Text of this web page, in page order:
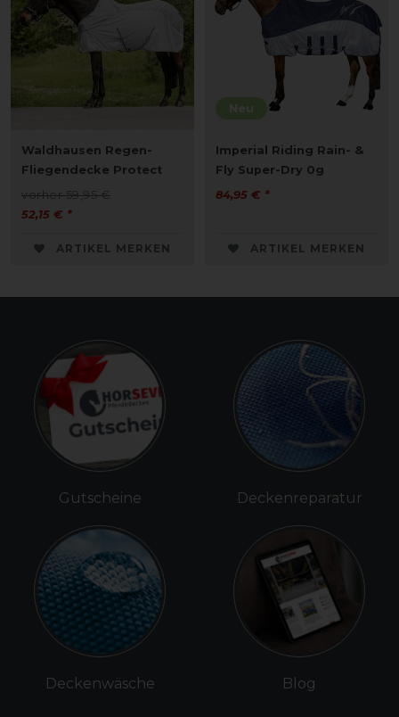
Waldhausen Regen-
Fliegendecke Protect
vorher 59,95 €
52,15 € *
ARTIKEL MERKEN
Neu
Imperial Riding Rain- &
Fly Super-Dry 0g
84,95 € *
ARTIKEL MERKEN
Gutscheine
Deckenwäsche
Deckenreparatur
Blog